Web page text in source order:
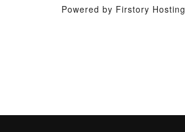
Powered by Firstory Hosting